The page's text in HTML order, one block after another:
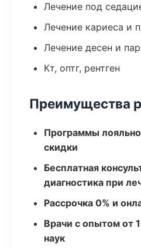
Лечение под
Лечение кариеса и
Лечение десен и
Кт, оптг, рентген
Преимущества
Программы
скидки
Бесплатная
диагностика при
Рассрочка 0% и
Врачи с опытом от
наук